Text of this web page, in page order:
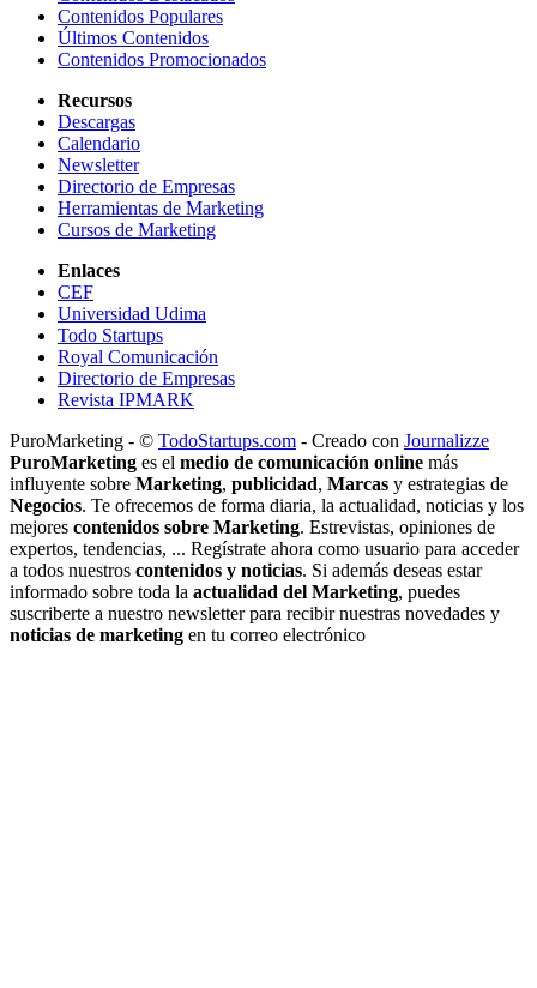
Contenidos Populares
Últimos Contenidos
Contenidos Promocionados
Recursos
Descargas
Calendario
Newsletter
Directorio de Empresas
Herramientas de Marketing
Cursos de Marketing
Enlaces
CEF
Universidad Udima
Todo Startups
Royal Comunicación
Directorio de Empresas
Revista IPMARK
PuroMarketing - © TodoStartups.com - Creado con Journalizze
PuroMarketing es el medio de comunicación online más
influyente sobre Marketing, publicidad, Marcas y estrategias de
Negocios. Te ofrecemos de forma diaria, la actualidad, noticias y los
mejores contenidos sobre Marketing. Estrevistas, opiniones de
expertos, tendencias, ... Regístrate ahora como usuario para acceder
a todos nuestros contenidos y noticias. Si además deseas estar
informado sobre toda la actualidad del Marketing, puedes
suscriberte a nuestro newsletter para recibir nuestras novedades y
noticias de marketing en tu correo electrónico